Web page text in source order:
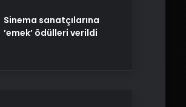
Sinema sanatçılarına
’emek’ ödülleri verildi